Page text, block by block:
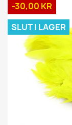
-30,00 KR
SLUT I LAGER